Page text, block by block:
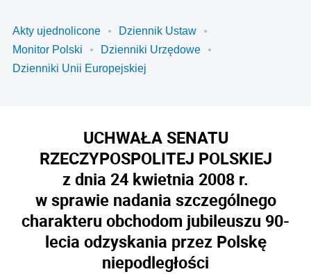
Akty ujednolicone
Dziennik Ustaw
Monitor Polski
Dzienniki Urzędowe
Dzienniki Unii Europejskiej
UCHWAŁA SENATU
RZECZYPOSPOLITEJ POLSKIEJ
z dnia 24 kwietnia 2008 r.
w sprawie nadania szczególnego
charakteru obchodom jubileuszu 90-
lecia odzyskania przez Polskę
niepodległości